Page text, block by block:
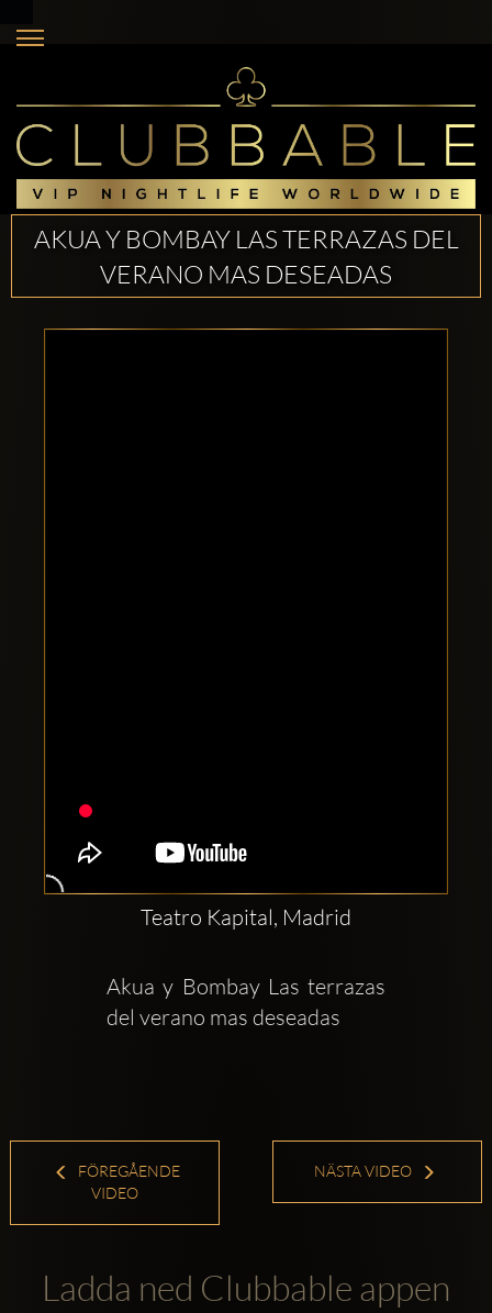
sociala
konton
AKUA Y BOMBAY LAS TERRAZAS DEL
VERANO MAS DESEADAS
Teatro Kapital, Madrid
Akua y Bombay Las terrazas
del verano mas deseadas
FÖREGÅENDE
VIDEO
NÄSTA VIDEO
Ladda ned Clubbable appen